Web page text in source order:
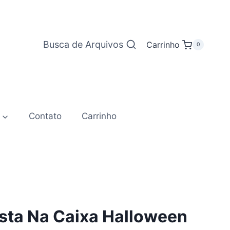
Busca de Arquivos Carrinho 0
Contato Carrinho
Na Caixa Halloween